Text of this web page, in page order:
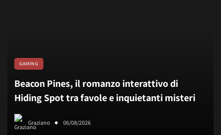
GAMING
Beacon Pines, il romanzo interattivo di
Hiding Spot tra favole e inquietanti misteri
Graziano 06/08/2026